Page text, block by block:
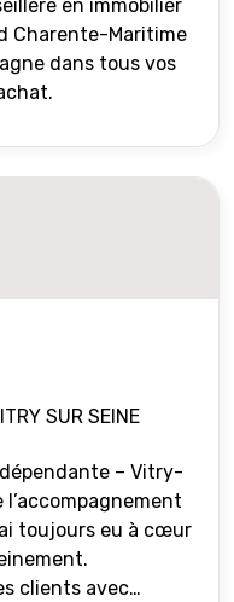
en immobilier
Charente-Maritime
dans tous vos
SUR SEINE
– Vitry-
toujours eu à cœur
clients avec